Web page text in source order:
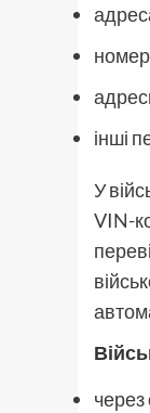
інші
У
VIN-
через